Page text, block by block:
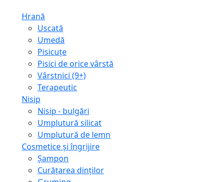
Hrană
Uscată
Umedă
Pisicuțe
Pisici de orice vârstă
Vârstnici (9+)
Terapeutic
Nisip
Nisip - bulgări
Umplutură silicat
Umplutură de lemn
Cosmetice și îngrijire
Șampon
Curățarea dinților